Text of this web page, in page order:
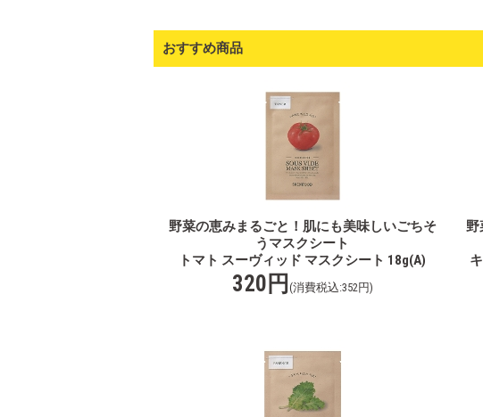
おすすめ商品
野菜の恵みまるごと！肌にも美味しいごちそ
うマスクシート
トマト スーヴィッド マスクシート 18g(A)
320円 (消費税込:352円)
野